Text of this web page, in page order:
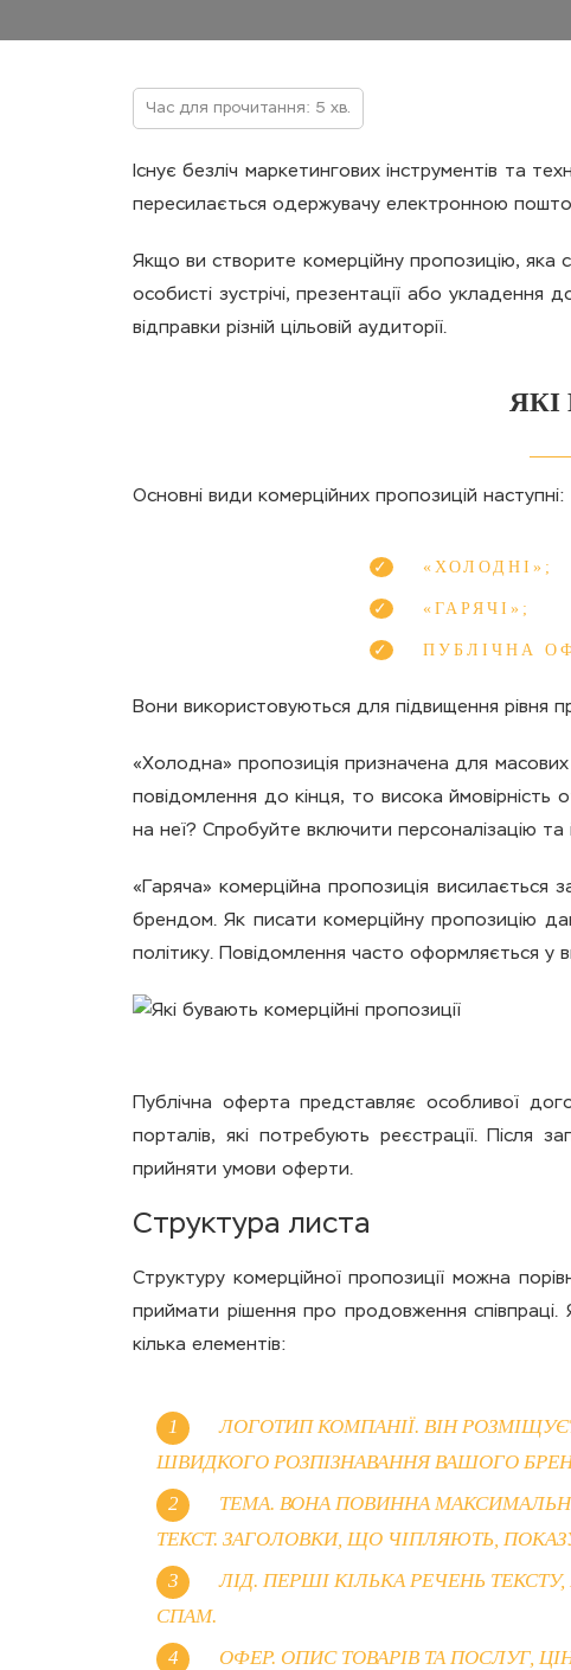
Час для прочитання: 5 хв.
Існує безліч маркетингових інструментів та
пересилається одержувачу електронною
Якщо ви створите комерційну пропозицію, яка
особисті зустрічі, презентації або укладення
відправки різній цільовій аудиторії.
ЯКІ
Основні види комерційних пропозицій наступні:
«ХОЛОДНІ»;
«ГАРЯЧІ»;
ПУБЛІЧНА
Вони використовуються для підвищення рівня
«Холодна» пропозиція призначена для
повідомлення до кінця, то висока ймовірність
на неї? Спробуйте включити персоналізацію та
«Гаряча» комерційна пропозиція висилається
брендом. Як писати комерційну пропозицію
політику. Повідомлення часто оформляється у
Публічна оферта представляє особливої
порталів, які потребують реєстрації. Після
прийняти умови оферти.
Структура листа
Структуру комерційної пропозиції можна
приймати рішення про продовження
кілька елементів:
ЛОГОТИП КОМПАНІЇ. ВІН
ШВИДКОГО РОЗПІЗНАВАННЯ ВАШОГО
ТЕМА. ВОНА ПОВИННА
ТЕКСТ. ЗАГОЛОВКИ, ЩО ЧІПЛЯЮТЬ,
ЛІД. ПЕРШІ КІЛЬКА РЕЧЕНЬ
СПАМ.
ОФЕР. ОПИС ТОВАРІВ ТА ПОСЛУГ,